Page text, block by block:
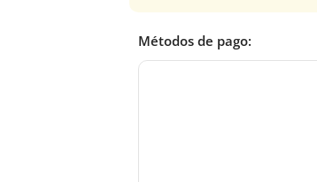
Métodos de pago: